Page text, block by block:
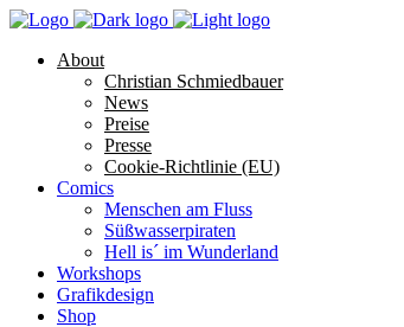
About
Christian Schmiedbauer
News
Preise
Presse
Cookie-Richtlinie (EU)
Comics
Menschen am Fluss
Süßwasserpiraten
Hell is´ im Wunderland
Workshops
Grafikdesign
Shop